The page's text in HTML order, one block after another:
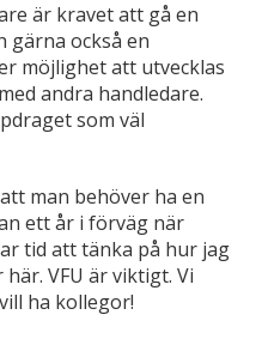
är kravet att gå en
också en
möjlighet att utvecklas
andra handledare.
som väl
man behöver ha en
ett år i förväg när
tid att tänka på hur jag
VFU är viktigt. Vi
ha kollegor!